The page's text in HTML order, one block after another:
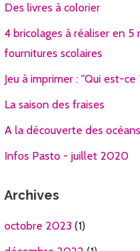
Des livres à colorier
4 bricolages à réaliser en 5
fournitures scolaires
Jeu à imprimer : "Qui est-ce
La saison des fraises
A la découverte des
Infos Pasto - juillet 2020
Archives
octobre 2023(1)